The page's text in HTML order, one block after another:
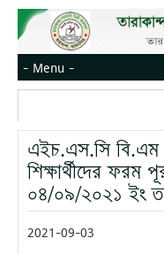
এইচ.এস.সি বি.এম
শিক্ষার্থীদের ফরম
০৪/০৯/২০২১ ইং
2021-09-03